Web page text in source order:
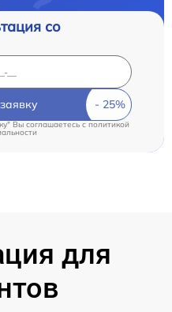
со
Вы соглашаетесь cполитикой
для